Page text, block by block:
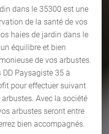
dans le 35300 est une
de la santé de vos
haies de jardin dans le
équilibre et bien
de vos arbustes.
Paysagiste 35 à
pour effectuer suivant
Avec la société
arbustes seront entre
bien accompagnés.